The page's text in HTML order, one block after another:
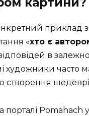
приклад з
«хто є
в
художники часто
створення
Pomahach у